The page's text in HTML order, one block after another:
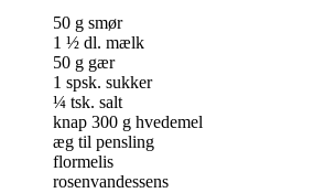
50 g smør
1 ½ dl. mælk
50 g gær
1 spsk. sukker
¼ tsk. salt
knap 300 g hvedemel
æg til pensling
flormelis
rosenvandessens